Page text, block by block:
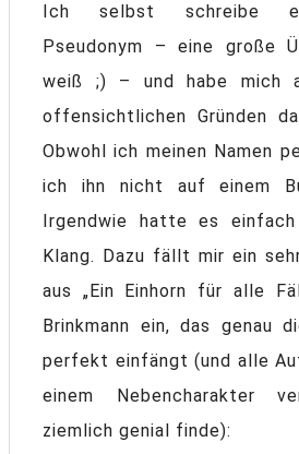
Ich selbst schreibe
Pseudonym – eine große
weiß ;) – und habe mich
offensichtlichen Gründen
Obwohl ich meinen Namen
ich ihn nicht auf einem
Irgendwie hatte es
Klang. Dazu fällt mir ein
aus „Ein Einhorn für alle
Brinkmann ein, das genau
perfekt einfängt (und alle
einem Nebencharakter
ziemlich genial finde):